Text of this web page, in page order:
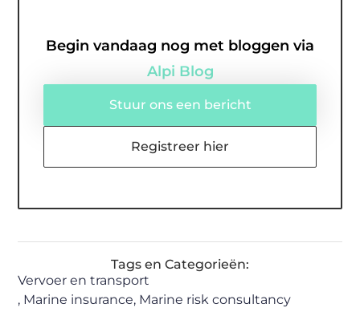
Begin vandaag nog met bloggen via
Alpi Blog
Stuur ons een bericht
Registreer hier
Tags en Categorieën:
Vervoer en transport
, Marine insurance, Marine risk consultancy